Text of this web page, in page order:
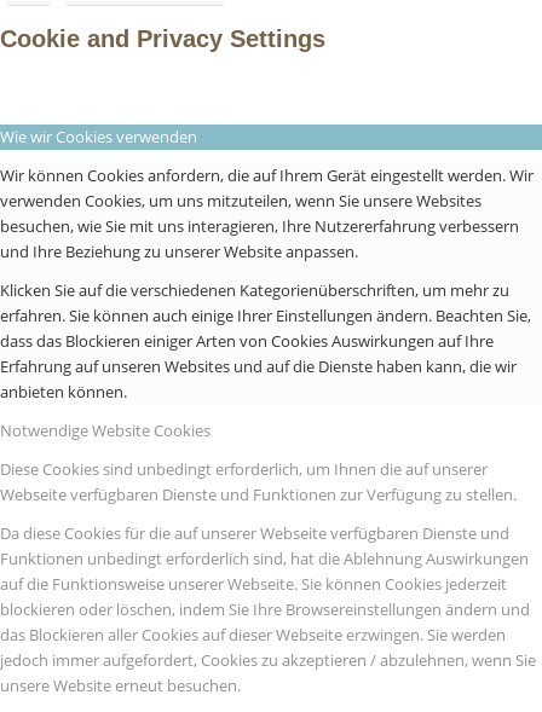
Cookie and Privacy Settings
Wie wir Cookies verwenden
Wir können Cookies anfordern, die auf Ihrem Gerät eingestellt werden. Wir
verwenden Cookies, um uns mitzuteilen, wenn Sie unsere Websites
besuchen, wie Sie mit uns interagieren, Ihre Nutzererfahrung verbessern
und Ihre Beziehung zu unserer Website anpassen.
Klicken Sie auf die verschiedenen Kategorienüberschriften, um mehr zu
erfahren. Sie können auch einige Ihrer Einstellungen ändern. Beachten Sie,
dass das Blockieren einiger Arten von Cookies Auswirkungen auf Ihre
Erfahrung auf unseren Websites und auf die Dienste haben kann, die wir
anbieten können.
Notwendige Website Cookies
Diese Cookies sind unbedingt erforderlich, um Ihnen die auf unserer
Webseite verfügbaren Dienste und Funktionen zur Verfügung zu stellen.
Da diese Cookies für die auf unserer Webseite verfügbaren Dienste und
Funktionen unbedingt erforderlich sind, hat die Ablehnung Auswirkungen
auf die Funktionsweise unserer Webseite. Sie können Cookies jederzeit
blockieren oder löschen, indem Sie Ihre Browsereinstellungen ändern und
das Blockieren aller Cookies auf dieser Webseite erzwingen. Sie werden
jedoch immer aufgefordert, Cookies zu akzeptieren / abzulehnen, wenn Sie
unsere Website erneut besuchen.